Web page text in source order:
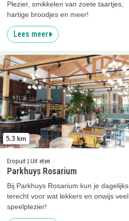
Plezier, smikkelen van zoete taartjes,
hartige broodjes en meer!
Lees meer
5.3 km
Eropuit | Uit eten
Parkhuys Rosarium
Bij Parkhuys Rosarium kun je dagelijks
terecht voor wat lekkers en onwijs veel
speelplezier!
Lees meer Parkhuys Rosarium